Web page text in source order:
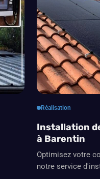
Réalisation
Installation
à Barentin
Optimisez votre
notre service